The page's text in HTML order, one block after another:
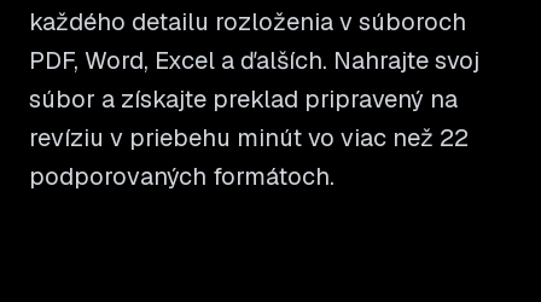
každého detailu rozloženia v súboroch
PDF, Word, Excel a ďalších. Nahrajte svoj
súbor a získajte preklad pripravený na
revíziu v priebehu minút vo viac než 22
podporovaných formátoch.